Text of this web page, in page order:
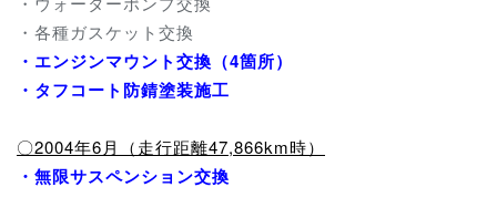
・各種ガスケット交換
・エンジンマウント交換（4箇所）
・タフコート防錆塗装施工
〇2004年6月（走行距離47,866km時）
・無限サスペンション交換